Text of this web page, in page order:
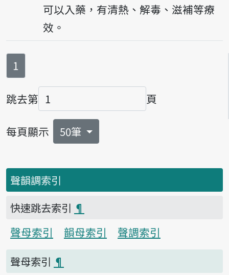
可以入藥，有清熱、解毒、滋補等療
效。
第
1
跳去第
頁碼
頁
每頁顯示 50筆
聲韻調索引
快速跳去索引 ¶
聲母索引
韻母索引
聲調索引
聲母索引 ¶